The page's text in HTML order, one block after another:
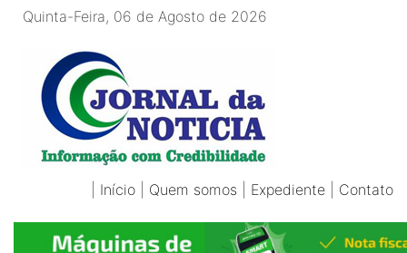
Quinta-Feira, 06 de Agosto de 2026
Início Quem somos Expediente Contato